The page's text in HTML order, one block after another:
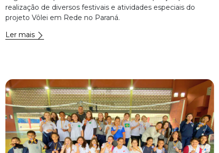
realização de diversos festivais e atividades especiais do
projeto Vôlei em Rede no Paraná.
Ler mais